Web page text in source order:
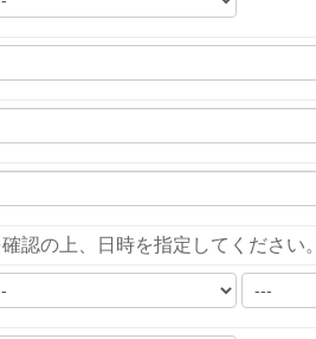
認の上、日時を指定してください。